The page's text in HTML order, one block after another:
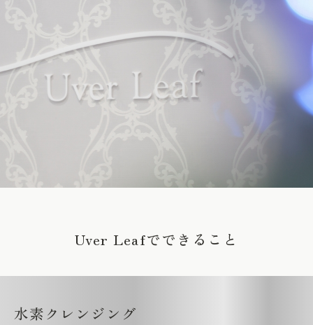
Uver Leafでできること
水素クレンジング